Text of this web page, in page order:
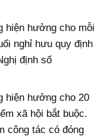
hưởng cho mỗi
nghỉ hưu quy định
định số
hiện hưởng cho 20
xã hội bắt buộc.
công tác có đóng